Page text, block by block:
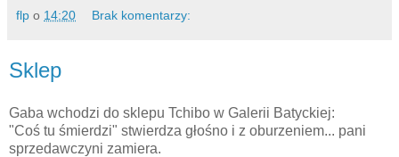
flp o 14:20 Brak komentarzy:
Sklep
Gaba wchodzi do sklepu Tchibo w Galerii Batyckiej:
"Coś tu śmierdzi" stwierdza głośno i z oburzeniem... pani
sprzedawczyni zamiera.